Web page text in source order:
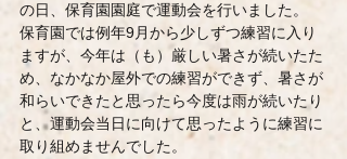
の日、保育園園庭で運動会を行いました。
保育園では例年9月から少しずつ練習に入り
ますが、今年は（も）厳しい暑さが続いたた
め、なかなか屋外での練習ができず、暑さが
和らいできたと思ったら今度は雨が続いたり
と、運動会当日に向けて思ったように練習に
取り組めませんでした。